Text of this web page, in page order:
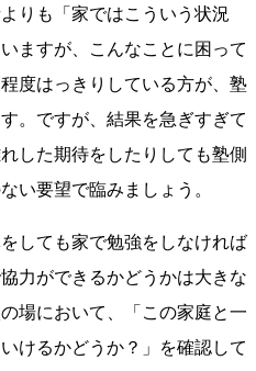
りも「家ではこういう状況
ますが、こんなことに困って
度はっきりしている方が、塾
。ですが、結果を急ぎすぎて
した期待をしたりしても塾側
い要望で臨みましょう。
しても家で勉強をしなければ
力ができるかどうかは大きな
場において、「この家庭と一
けるかどうか？」を確認して